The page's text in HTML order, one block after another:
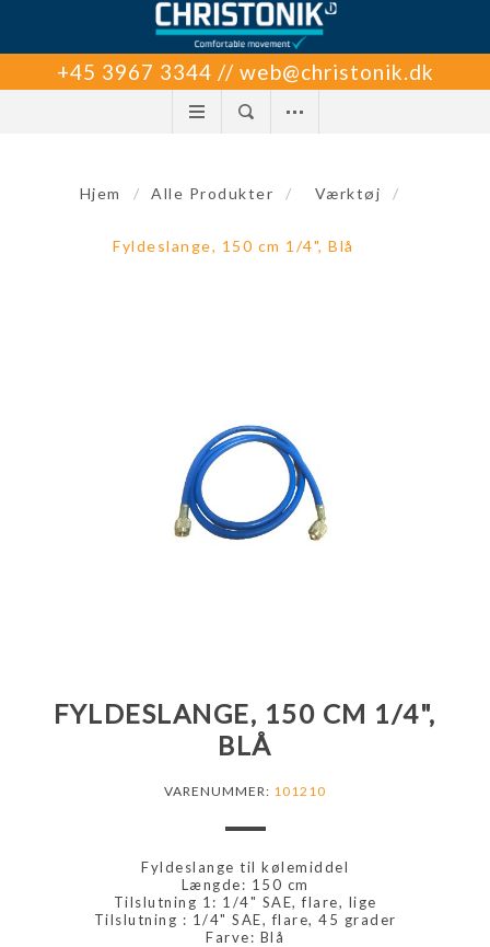
+45 3967 3344 // web@christonik.dk
Hjem / Alle Produkter / Værktøj /
Fyldeslange, 150 cm 1/4", Blå
FYLDESLANGE, 150 CM 1/4",
BLÅ
VARENUMMER: 101210
Fyldeslange til kølemiddel
Længde: 150 cm
Tilslutning 1: 1/4" SAE, flare, lige
Tilslutning : 1/4" SAE, flare, 45 grader
Farve: Blå